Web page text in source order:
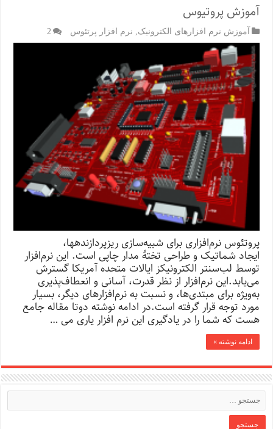
آموزش پروتیوس
آموزش نرم افزارهای الکترونیک نرم افزار پرتئوس 2
پروتئوس نرم‌افزاری برای شبیه‌سازی ریزپردازندهها،
ایجاد شماتیک و طراحی تختهٔ مدار چاپی است. این نرم‌افزار
توسط لب‌سنتر الکترونیکز ایالات متحده آمریکا گسترش
می‌یابد.این نرم‌افزار از نظر قدرت، آسانی و انعطاف‌پذیری
به‌ویژه برای مبتدی‌ها، و نسبت به نرم‌افزارهای دیگر، بسیار
مورد توجه قرار گرفته است.در ادامه نوشته دوتا مقاله جامع
هست که شما را در یادگیری این نرم افزار یاری می …
ادامه نوشته »